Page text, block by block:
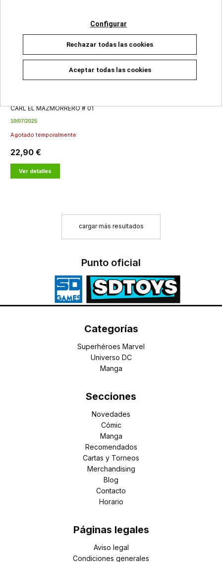
CARL EL MAZMORRERO # 01
10/07/2025
Agotado temporalmente
22,90 €
Ver detalles
cargar más resultados
Punto oficial
Categorías
Superhéroes Marvel
Universo DC
Manga
Secciones
Novedades
Cómic
Manga
Recomendados
Cartas y Torneos
Merchandising
Blog
Contacto
Horario
Páginas legales
Aviso legal
Condiciones generales
Configurar
Rechazar todas las cookies
Aceptar todas las cookies